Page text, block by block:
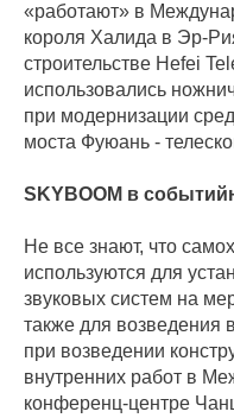
«работают» в
короля Халида в Эр-
строительстве Hefei
использовались
при модернизации
моста Фуюань -
SKYBOOM в
Не все знают, что
используются для
звуковых систем на
также для возведения
при возведении
внутренних работ в
конференц-центре